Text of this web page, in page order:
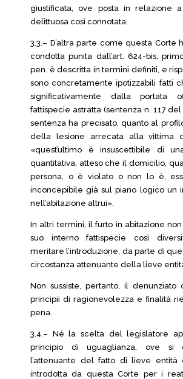
giustificata, ove posta in relazione
delittuosa così connotata.
3.3.– D’altra parte come questa Corte
condotta punita dall’art. 624-bis,
pen. è descritta in termini definiti, e
sono concretamente ipotizzabili fatti
significativamente dalla portata
fattispecie astratta (sentenza n. 117 del
sentenza ha precisato, quanto al
della lesione arrecata alla vittima
«quest’ultimo è insuscettibile di
quantitativa, atteso che il domicilio,
persona, o è violato o non lo è,
inconcepibile già sul piano logico un
nell’abitazione altrui».
In altri termini, il furto in abitazione
suo interno fattispecie così
meritare l’introduzione, da parte di
circostanza attenuante della lieve
Non sussiste, pertanto, il denunziato
principii di ragionevolezza e finalità
pena.
3.4.– Né la scelta del legislatore
principio di uguaglianza, ove si
l’attenuante del fatto di lieve entità
introdotta da questa Corte per i